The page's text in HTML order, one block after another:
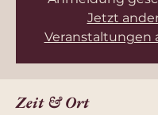
Jetzt
Veranstaltungen
Zeit & Ort